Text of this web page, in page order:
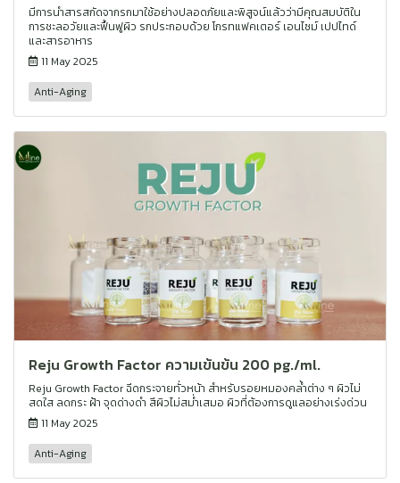
มีการนำสารสกัดจากรกมาใช้อย่างปลอดภัยและพิสูจน์แล้วว่ามีคุณสมบัติใน
การชะลอวัยและฟื้นฟูผิว รกประกอบด้วย โกรทแฟคเตอร์ เอนไซม์ เปปไทด์
และสารอาหาร
11 May 2025
Anti-Aging
Reju Growth Factor ความเข้นข้น 200 pg./ml.
Reju Growth Factor ฉีดกระจายทั่วหน้า สำหรับรอยหมองคล้ำต่าง ๆ ผิวไม่
สดใส ลดกระ ฝ้า จุดด่างดำ สีผิวไม่สม่ำเสมอ ผิวที่ต้องการดูแลอย่างเร่งด่วน
11 May 2025
Anti-Aging